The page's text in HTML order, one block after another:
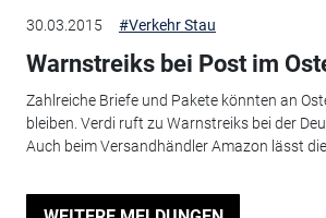
30.03.2015 #Verkehr Stau
Warnstreiks bei Post im
Zahlreiche Briefe und Pakete könnten an
bleiben. Verdi ruft zu Warnstreiks bei der
Auch beim Versandhändler Amazon lässt die